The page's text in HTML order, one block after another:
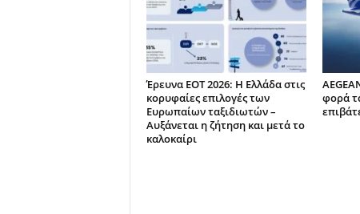
Έρευνα ΕΟΤ 2026: Η Ελλάδα στις
κορυφαίες επιλογές των
Ευρωπαίων ταξιδιωτών –
Αυξάνεται η ζήτηση και μετά το
καλοκαίρι
φορά